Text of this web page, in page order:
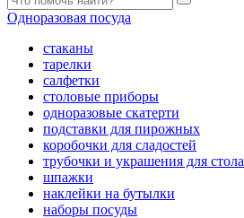
Одноразовая посуда
стаканы
тарелки
салфетки
столовые приборы
одноразовые скатерти
подставки для пирожных
коробочки для сладостей
трубочки и украшения для стола
шпажки
наклейки на бутылки
наборы посуды